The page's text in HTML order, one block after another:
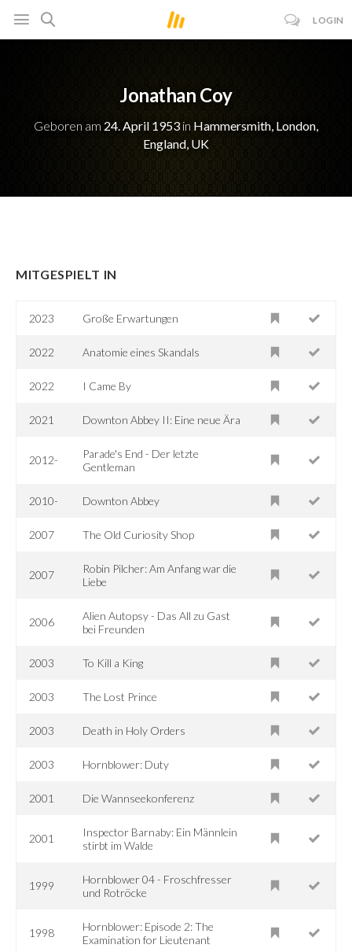
LOGIN
Jonathan Coy
Geboren am 24. April 1953in Hammersmith, London,
England, UK
MITGESPIELT IN
2023 Große Erwartungen
2022 Anatomie eines Skandals
2022 I Came By
2021 Downton Abbey II: Eine neue Ära
2012-
Parade's End - Der letzte
Gentleman
2010- Downton Abbey
2007 The Old Curiosity Shop
2007
Robin Pilcher: Am Anfang war die
Liebe
2006
Alien Autopsy - Das All zu Gast
bei Freunden
2003 To Kill a King
2003 The Lost Prince
2003 Death in Holy Orders
2003 Hornblower: Duty
2001 Die Wannseekonferenz
2001
Inspector Barnaby: Ein Männlein
stirbt im Walde
1999
Hornblower 04 - Froschfresser
und Rotröcke
1998
Hornblower: Episode 2: The
Examination for Lieutenant